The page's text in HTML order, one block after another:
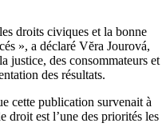
droits civiques et la bonne
», a déclaré Vĕra Jourová,
justice, des consommateurs et
des résultats.
cette publication survenait à
droit est l’une des priorités les